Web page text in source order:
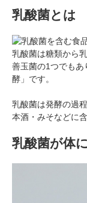
乳酸菌とは
乳酸菌は糖類から
善玉菌の1つでもあ
酵」です。
乳酸菌は発酵の過
本酒・みそなどに
乳酸菌が体